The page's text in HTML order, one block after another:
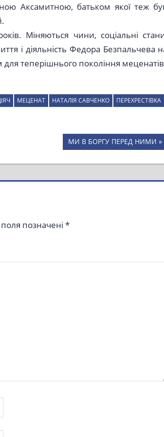
Аксамитною, батьком якої теж
Міняються чини, соціальні
і діяльність Федора Безпальчева
теперішнього покоління
МЕЦЕНАТ НАТАЛІЯ САВЧЕНКО
ПЕРЕХРЕСТІВКА
Next
Post:
МИ В БОРГУ ПЕРЕД НИМИ
поля позначені *